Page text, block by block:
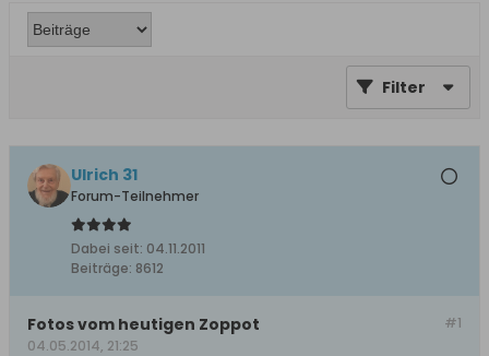
Filter
Ulrich 31
Forum-Teilnehmer
Dabei seit: 04.11.2011
Beiträge: 8612
#1
Fotos vom heutigen Zoppot
04.05.2014, 21:25